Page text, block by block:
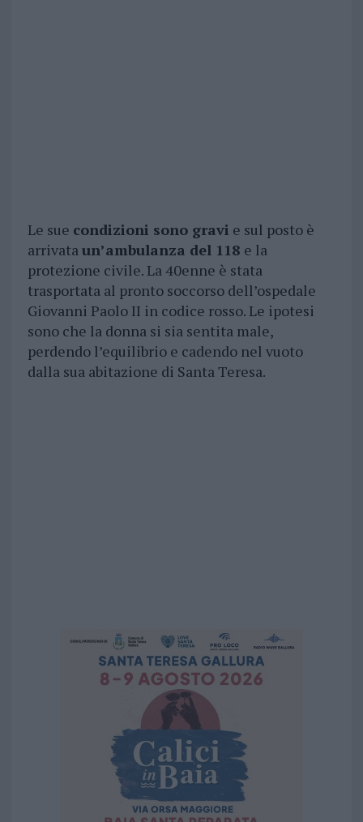
Le sue condizioni sono gravi e sul posto è
arrivataun’ambulanza del 118 e la
protezione civile. La 40enne è stata
trasportata al pronto soccorso dell’ospedale
Giovanni Paolo II in codice rosso. Le ipotesi
sono che la donna si sia sentita male,
perdendo l’equilibrio e cadendo nel vuoto
dalla sua abitazione di Santa Teresa.